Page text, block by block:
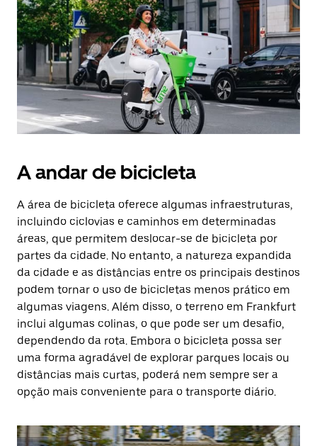
A andar de bicicleta
A área de bicicleta oferece algumas infraestruturas,
incluindo ciclovias e caminhos em determinadas
áreas, que permitem deslocar-se de bicicleta por
partes da cidade. No entanto, a natureza expandida
da cidade e as distâncias entre os principais destinos
podem tornar o uso de bicicletas menos prático em
algumas viagens. Além disso, o terreno em Frankfurt
inclui algumas colinas, o que pode ser um desafio,
dependendo da rota. Embora o bicicleta possa ser
uma forma agradável de explorar parques locais ou
distâncias mais curtas, poderá nem sempre ser a
opção mais conveniente para o transporte diário.